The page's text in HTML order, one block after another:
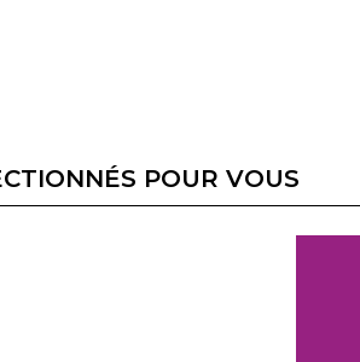
POUR VOUS